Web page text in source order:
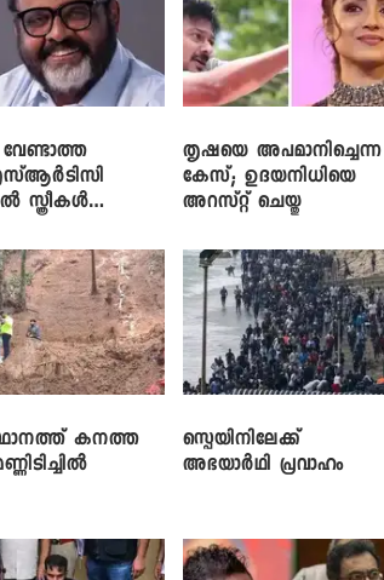
സ്ത്രീകൾ
തൃഷയെ അപമാനിച്ചെന്ന
കേസ്; ഉദയനിധിയെ
അറസ്റ്റ് ചെയ്തു
കനത്ത
സ്പെയിനിലേക്ക്
അഭയാർഥി പ്രവാഹം